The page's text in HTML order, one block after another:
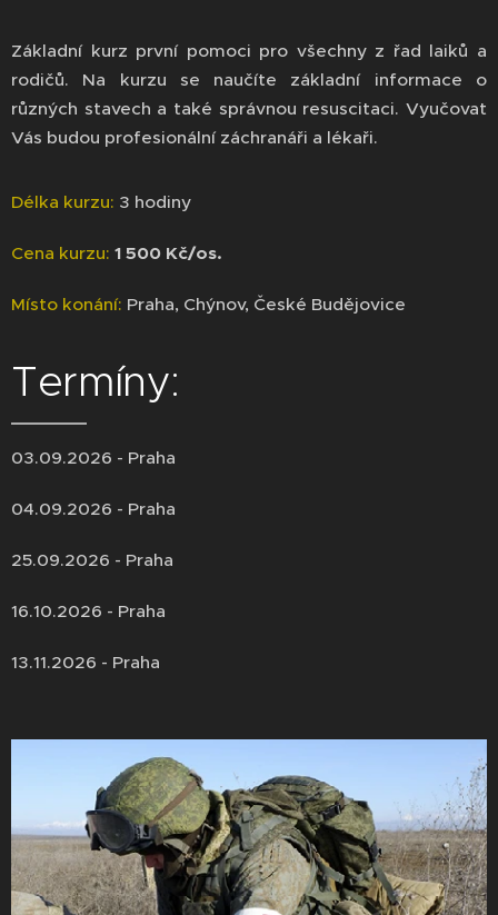
Základní kurz první pomoci pro všechny z řad laiků a
rodičů. Na kurzu se naučíte základní informace o
různých stavech a také správnou resuscitaci. Vyučovat
Vás budou profesionální záchranáři a lékaři.
Délka kurzu: 3 hodiny
Cena kurzu: 1 500 Kč/os.
Místo konání: Praha, Chýnov, České Budějovice
Termíny:
03.09.2026 - Praha
04.09.2026 - Praha
25.09.2026 - Praha
16.10.2026 - Praha
13.11.2026 - Praha